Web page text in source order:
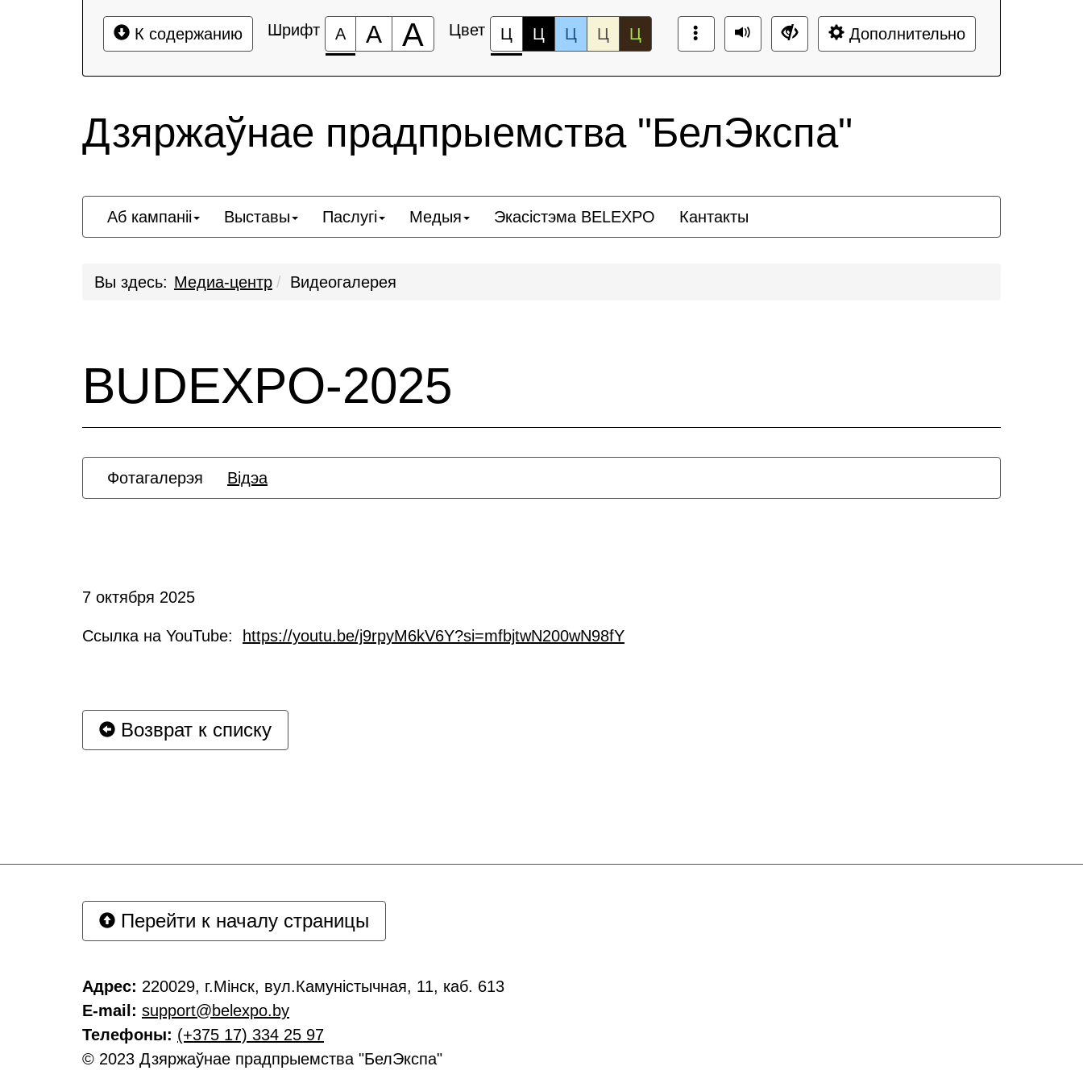
К содержанию Шрифт А А А Цвет Ц Ц Ц Ц Ц Дополнительно
Дзяржаўнае прадпрыемства "БелЭкспа"
Аб кампаніі Выставы Паслугі Медыя Экасістэма BELEXPO Кантакты
Вы здесь: Медиа-центр Видеогалерея
BUDEXPO-2025
Фотагалерэя Відэа
7 октября 2025
Ссылка на YouTube: https://youtu.be/j9rpyM6kV6Y?si=mfbjtwN200wN98fY
Возврат к списку
Перейти к началу страницы
Адрес: 220029, г.Мінск, вул.Камуністычная, 11, каб. 613
E-mail: support@belexpo.by
Телефоны: (+375 17) 334 25 97
© 2023 Дзяржаўнае прадпрыемства "БелЭкспа"